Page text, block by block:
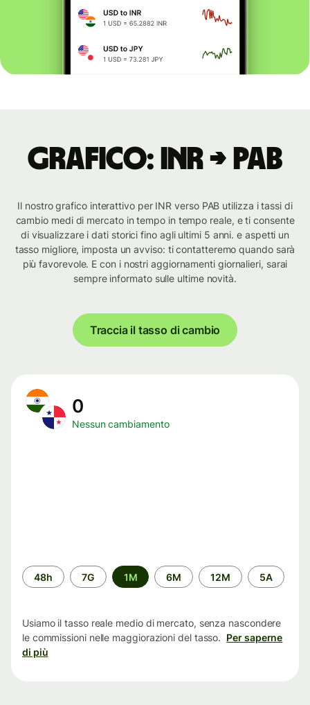
Grafico: INR → PAB
Il nostro grafico interattivo per INR verso PAB utilizza i tassi di
cambio medi di mercato in tempo in tempo reale, e ti consente
di visualizzare i dati storici fino agli ultimi 5 anni. e aspetti un
tasso migliore, imposta un avviso: ti contatteremo quando sarà
più favorevole. E con i nostri aggiornamenti giornalieri, sarai
sempre informato sulle ultime novità.
Traccia il tasso di cambio
0
Nessun cambiamento
Periodo
di
48h 7G 1M 6M 12M 5A
Usiamo il tasso reale medio di mercato, senza nascondere
le commissioni nelle maggiorazioni del tasso. Per saperne
di più